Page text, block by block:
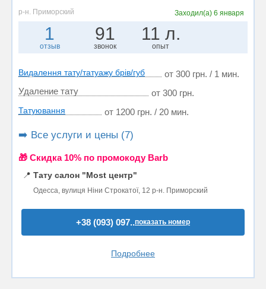
р-н. Приморский Заходил(а)6 января
1
отзыв
91
звонок
11 л.
опыт
Видалення тату/татуажу брів/губ
от 300 грн. / 1 мин.
Удаление тату
от 300 грн.
Татуювання от 1200 грн. / 20 мин.
➡️ Все услуги и цены (7)
🎁 Cкидка 10% по промокоду Barb
📍 Тату салон "Most центр"
Одесса, вулиця Ніни Строкатої, 12 р-н. Приморский
+38 (093) 097..показать номер
Подробнее